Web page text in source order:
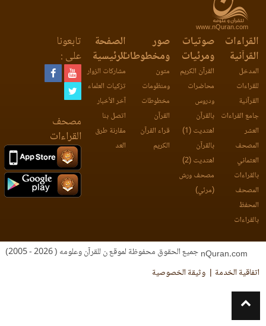
www.nQuran.com
القراءات
القرآنية
المدخل
للقراءات
القرآنية
جامع القراءات
العشر
المصحف
العثماني
بالقراءات
المصحف
المحفظ
بالقراءات
صوتيات
ومرئيات
القرآن الكريم
محاضرات
ودروس
بالقرآن
اهتديت (1)
بالقرآن
اهتديت (2)
مصحف ورش
(مرئي)
صور
ومخطوطات
متون
ومنظومات
مخطوطات
القرآن
قراء القرآن
الكريم
الصفحة
الرئيسية
مشاركات الزوار
تزكيات العلماء
آخر الأخبار
اتصل بنا
مقارنة طرق
العد
تابعونا
على :
مصحف
القراءات
جميع الحقوق محفوظة لموقع ن للقرآن وعلومه ( 2026 - 2005)
اتفاقية الخدمة
وثيقة الخصوصية